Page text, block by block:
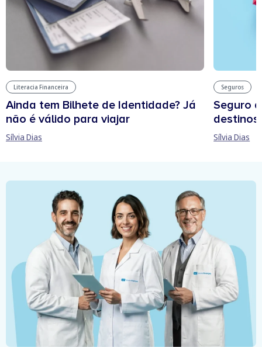
Literacia Financeira
Ainda tem Bilhete de Identidade? Já
não é válido para viajar
Sílvia Dias
Seguros
Seguro
Sílvia Dias